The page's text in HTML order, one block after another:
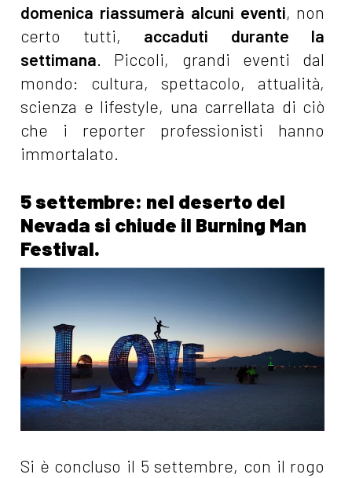
domenica riassumerà alcuni eventi, non
certo tutti, accaduti durante la
settimana. Piccoli, grandi eventi dal
mondo: cultura, spettacolo, attualità,
scienza e lifestyle, una carrellata di ciò
che i reporter professionisti hanno
immortalato.
5 settembre: nel deserto del
Nevada si chiude il Burning Man
Festival.
Si è concluso il 5 settembre, con il rogo